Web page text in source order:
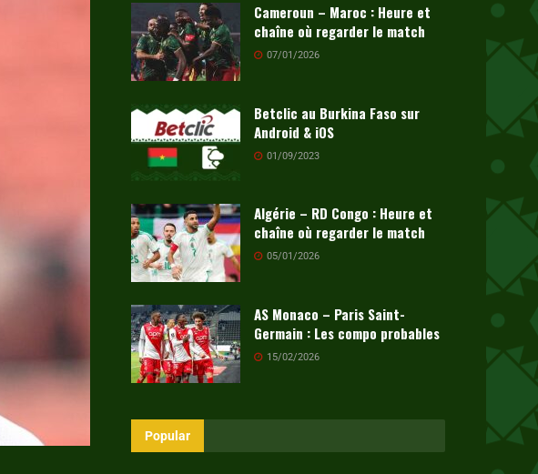
Cameroun – Maroc : Heure et
chaîne où regarder le match
07/01/2026
Betclic au Burkina Faso sur
Android & iOS
01/09/2023
Algérie – RD Congo : Heure et
chaîne où regarder le match
05/01/2026
AS Monaco – Paris Saint-
Germain : Les compo probables
15/02/2026
Popular